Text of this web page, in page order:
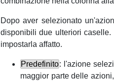
Dopo aver selezionato
disponibili due ulteriori
impostarla affatto.
Predefinito: l'azione
maggior parte delle